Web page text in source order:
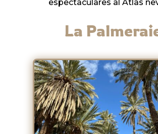
espectaculares al Atlas
La